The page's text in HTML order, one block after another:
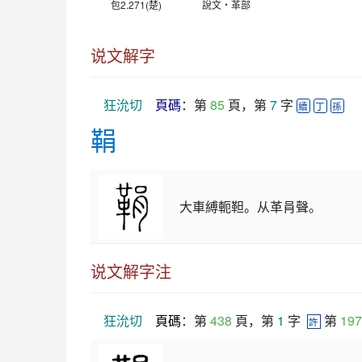
包2.271(楚) 說文‧革部
说文解字
狂沇切 頁碼：第 85 頁，第 7 字 續 丁 孫
鞙
大車縛軛靼。从革肙聲。
说文解字注
狂沇切 頁碼：第 438 頁，第 1 字 許 第 197